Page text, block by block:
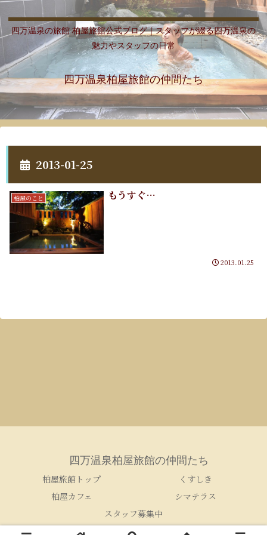
四万温泉の旅館 柏屋旅館公式ブログ｜スタッフが綴る四万温泉の
魅力やスタッフの日常
四万温泉柏屋旅館の仲間たち
2013-01-25
柏屋のこと もうすぐ…
2013.01.25
四万温泉柏屋旅館の仲間たち
柏屋旅館トップ
くすしき
柏屋カフェ
シマテラス
スタッフ募集中